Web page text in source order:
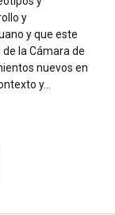
y
y que este
la Cámara de
nuevos en
y...